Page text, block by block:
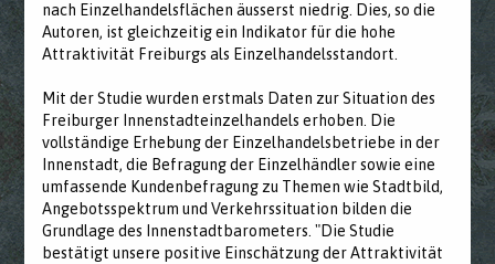
nach Einzelhandelsflächen äusserst niedrig. Dies, so die
Autoren, ist gleichzeitig ein Indikator für die hohe
Attraktivität Freiburgs als Einzelhandelsstandort.
Mit der Studie wurden erstmals Daten zur Situation des
Freiburger Innenstadteinzelhandels erhoben. Die
vollständige Erhebung der Einzelhandelsbetriebe in der
Innenstadt, die Befragung der Einzelhändler sowie eine
umfassende Kundenbefragung zu Themen wie Stadtbild,
Angebotsspektrum und Verkehrssituation bilden die
Grundlage des Innenstadtbarometers. "Die Studie
bestätigt unsere positive Einschätzung der Attraktivität